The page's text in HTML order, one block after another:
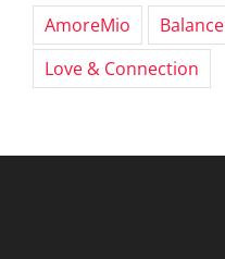
AmoreMio Balance
Love & Connection